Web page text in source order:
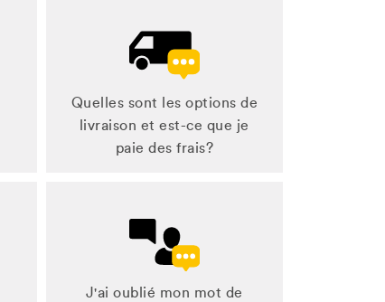
Quelles sont les options de
livraison et est-ce que je
paie des frais?
J'ai oublié mon mot de